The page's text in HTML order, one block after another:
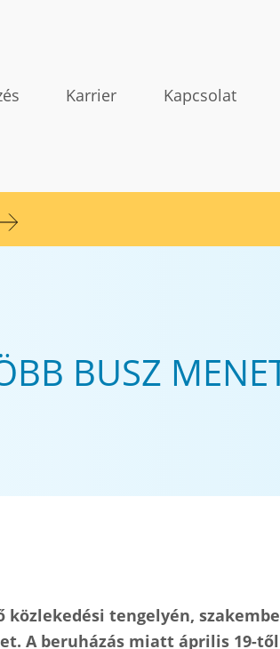
Karrier Kapcsolat
BUSZ
tengelyén,
A beruházás miatt április 19-